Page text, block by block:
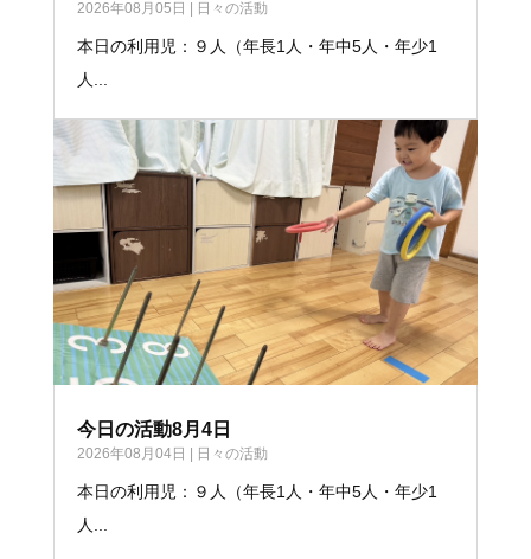
2026年08月05日 | 日々の活動
本日の利用児：９人（年長1人・年中5人・年少1
人...
今日の活動8月4日
2026年08月04日 | 日々の活動
本日の利用児：９人（年長1人・年中5人・年少1
人...